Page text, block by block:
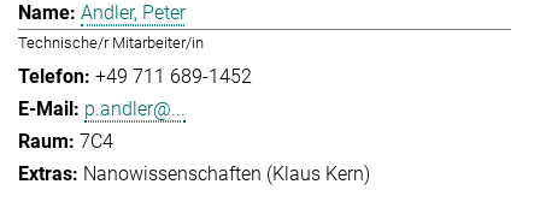
Andler, Peter
Technische/r Mitarbeiter/in
+49 711 689-1452
p.andler@...
7C4
Nanowissenschaften (Klaus Kern)